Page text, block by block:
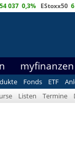
54 037 0,3% EStoxx50
myfinanzen
Fonds ETF
Listen Termine